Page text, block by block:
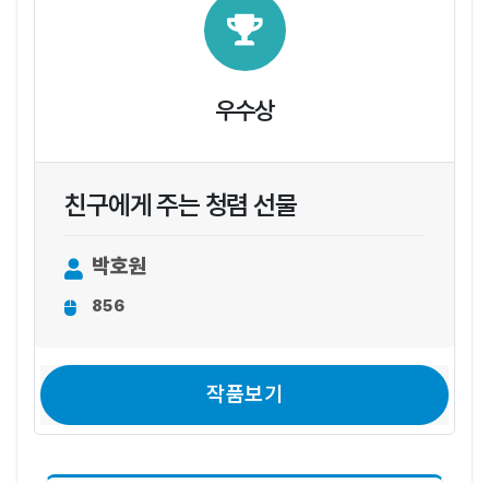
우수상
친구에게 주는 청렴 선물
박호원
856
작품보기